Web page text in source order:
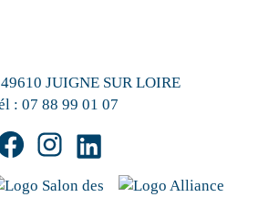
JUIGNE SUR LOIRE
: 07 88 99 01 07